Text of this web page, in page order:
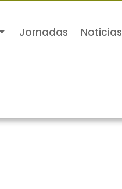
Jornadas Noticias